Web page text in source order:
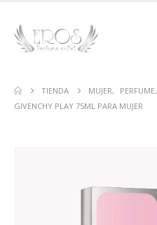
TIENDA MUJER, PERFUME,
GIVENCHY PLAY 75ML PARA MUJER